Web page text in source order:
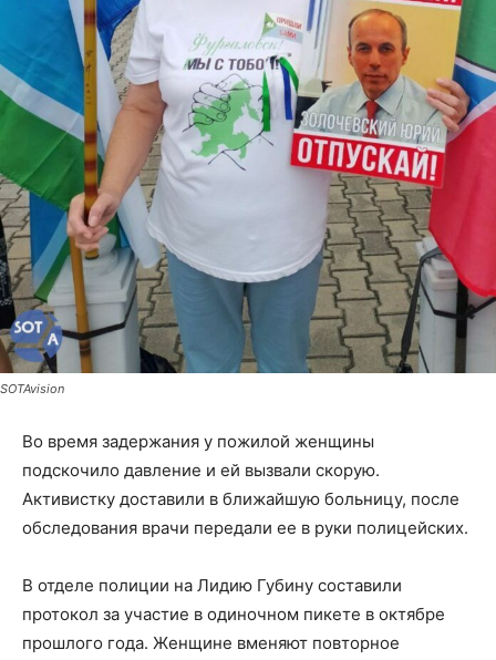
SOTAvision
Во время задержания у пожилой женщины
подскочило давление и ей вызвали скорую.
Активистку доставили в ближайшую больницу, после
обследования врачи передали ее в руки полицейских.
В отделе полиции на Лидию Губину составили
протокол за участие в одиночном пикете в октябре
прошлого года. Женщине вменяют повторное